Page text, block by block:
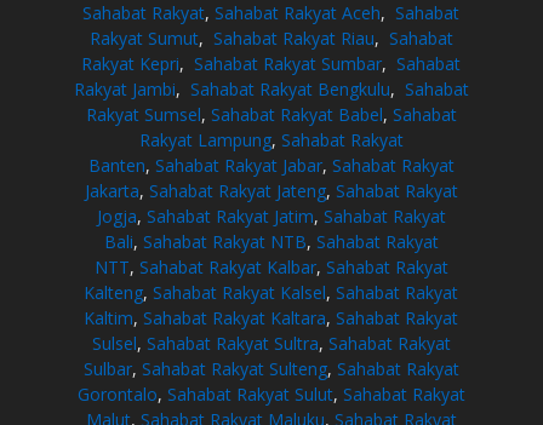
Sahabat Rakyat, Sahabat Rakyat Aceh, Sahabat
Rakyat Sumut, Sahabat Rakyat Riau, Sahabat
Rakyat Kepri, Sahabat Rakyat Sumbar, Sahabat
Rakyat Jambi, Sahabat Rakyat Bengkulu, Sahabat
Rakyat Sumsel, Sahabat Rakyat Babel, Sahabat
Rakyat Lampung, Sahabat Rakyat
Banten, Sahabat Rakyat Jabar, Sahabat Rakyat
Jakarta, Sahabat Rakyat Jateng, Sahabat Rakyat
Jogja, Sahabat Rakyat Jatim, Sahabat Rakyat
Bali, Sahabat Rakyat NTB, Sahabat Rakyat
NTT, Sahabat Rakyat Kalbar, Sahabat Rakyat
Kalteng, Sahabat Rakyat Kalsel, Sahabat Rakyat
Kaltim, Sahabat Rakyat Kaltara, Sahabat Rakyat
Sulsel, Sahabat Rakyat Sultra, Sahabat Rakyat
Sulbar, Sahabat Rakyat Sulteng, Sahabat Rakyat
Gorontalo, Sahabat Rakyat Sulut, Sahabat Rakyat
Malut, Sahabat Rakyat Maluku, Sahabat Rakyat